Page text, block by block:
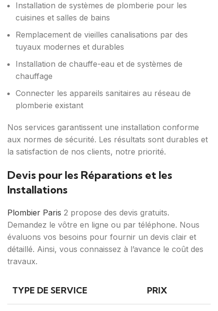
Installation de systèmes de plomberie pour les
cuisines et salles de bains
Remplacement de vieilles canalisations par des
tuyaux modernes et durables
Installation de chauffe-eau et de systèmes de
chauffage
Connecter les appareils sanitaires au réseau de
plomberie existant
Nos services garantissent une installation conforme
aux normes de sécurité. Les résultats sont durables et
la satisfaction de nos clients, notre priorité.
Devis pour les Réparations et les
Installations
Plombier Paris 2 propose des devis gratuits.
Demandez le vôtre en ligne ou par téléphone. Nous
évaluons vos besoins pour fournir un devis clair et
détaillé. Ainsi, vous connaissez à l’avance le coût des
travaux.
TYPE DE SERVICE PRIX